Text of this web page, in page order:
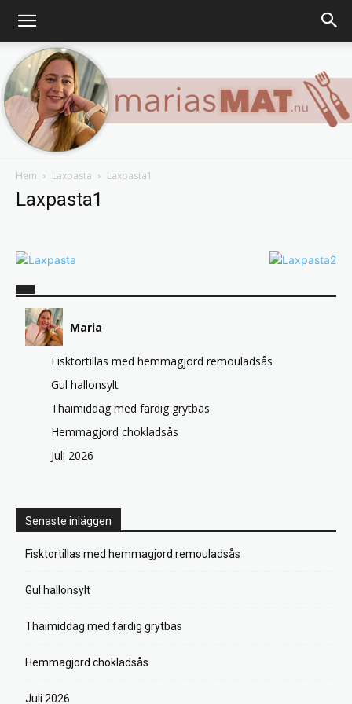
Hem Laxpasta Laxpasta1
Laxpasta1
Maria
Fisktortillas med hemmagjord remouladsås
Gul hallonsylt
Thaimiddag med färdig grytbas
Hemmagjord chokladsås
Juli 2026
Senaste inläggen
Fisktortillas med hemmagjord remouladsås
Gul hallonsylt
Thaimiddag med färdig grytbas
Hemmagjord chokladsås
Juli 2026